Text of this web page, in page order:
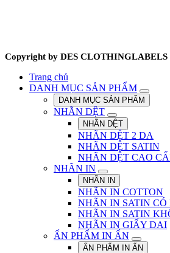
Copyright by DES CLOTHINGLABELS
Trang chủ
DANH MỤC SẢN PHẨM
DANH MỤC SẢN PHẨM
NHÃN DỆT
NHÃN DỆT
NHÃN DỆT 2 DA
NHÃN DỆT SATIN
NHÃN DỆT CAO
NHÃN IN
NHÃN IN
NHÃN IN COTTON
NHÃN IN SATIN CÓ
NHÃN IN SATIN
NHÃN IN GIẤY DAI
ẤN PHẨM IN ẤN
ẤN PHẨM IN ẤN